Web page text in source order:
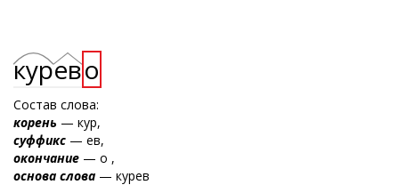
курево
Состав слова:
корень — кур,
суффикс — ев,
окончание — о ,
основа слова — курев